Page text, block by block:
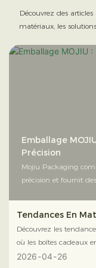
Découvrez des
matériaux, les
Emballage
Précision
Mojiu Packaging
précision et fournit
Tendances En
L'horizon 2026 :
Papier
Découvrez les
où les boîtes cadeaux
grâce à des textures
2026 04 26